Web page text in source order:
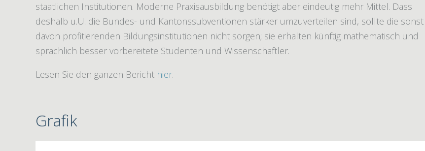
staatlichen Institutionen. Moderne Praxisausbildung benötigt aber eindeutig mehr Mittel. Dass
deshalb u.U. die Bundes- und Kantonssubventionen stärker umzuverteilen sind, sollte die sonst
davon profitierenden Bildungsinstitutionen nicht sorgen; sie erhalten künftig mathematisch und
sprachlich besser vorbereitete Studenten und Wissenschaftler.
Lesen Sie den ganzen Bericht hier.
Grafik